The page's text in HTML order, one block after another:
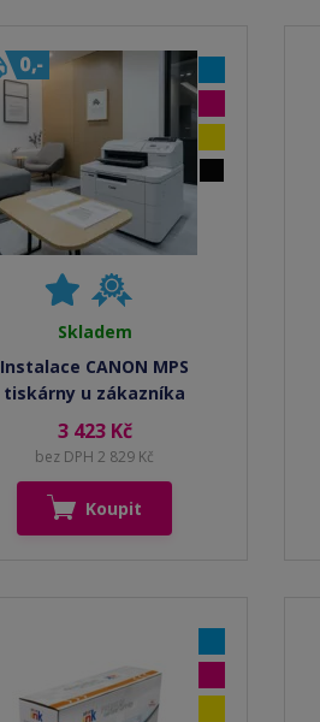
Skladem
Instalace CANON MPS
tiskárny u zákazníka
3 423 Kč
bez DPH 2 829 Kč
Koupit